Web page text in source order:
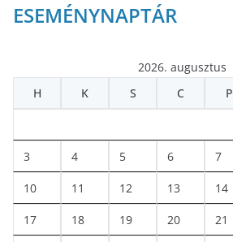
ESEMÉNYNAPTÁR
2026. augusztus
H
K S C P
3 4 5 6 7
10 11 12 13 14
17 18 19 20 21